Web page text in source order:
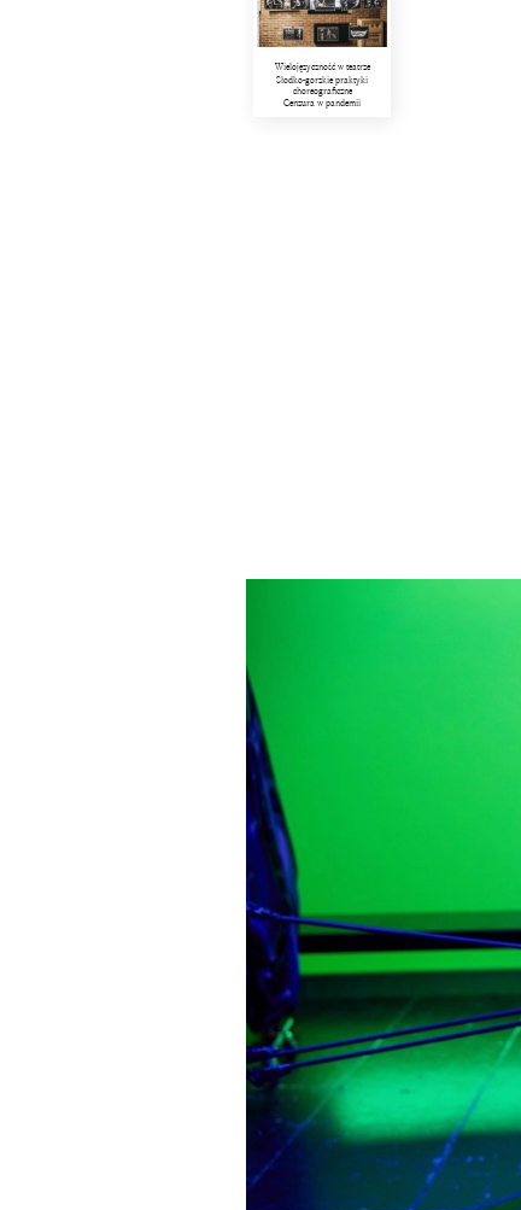
Wielojęzyczność w teatrze
Słodko-gorzkie praktyki
choreograficzne
Cenzura w pandemii